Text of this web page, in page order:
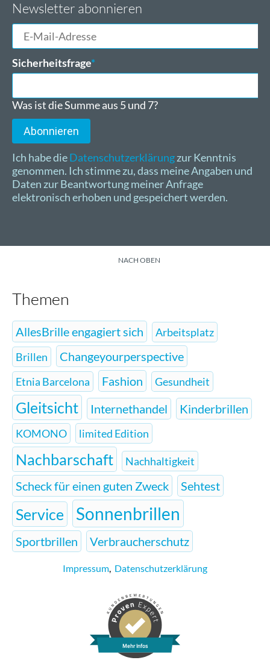
Newsletter abonnieren
E-
Mail-
Adresse
Pflichtfeld
Sicherheitsfrage*
Was ist die Summe aus 5 und 7?
Abonnieren
Ich habe dieDatenschutzerklärungzur Kenntnis
genommen. Ich stimme zu, dass meine Angaben und
Daten zur Beantwortung meiner Anfrage
elektronisch erhoben und gespeichert werden.
NACH OBEN
Themen
AllesBrille engagiert sich
Arbeitsplatz
Brillen
Changeyourperspective
Etnia Barcelona Fashion Gesundheit
Gleitsicht Internethandel Kinderbrillen
KOMONO limited Edition
Nachbarschaft Nachhaltigkeit
Scheck für einen guten Zweck Sehtest
Service Sonnenbrillen
Sportbrillen Verbraucherschutz
Impressum, Datenschutzerklärung
Mehr Infos